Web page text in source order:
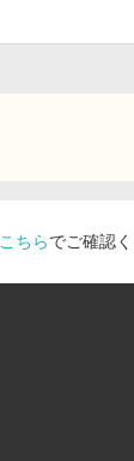
こちらでご確認く